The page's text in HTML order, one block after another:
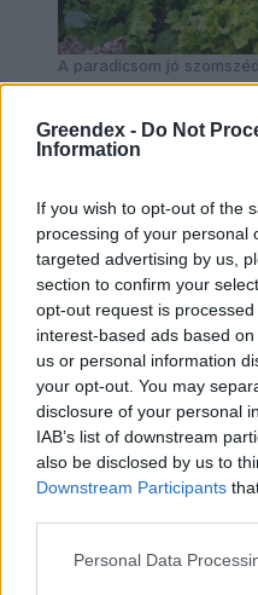
Greendex - Do Not
Information
If you wish to opt-out of the
processing of your personal
targeted advertising by us,
section to confirm your
opt-out request is
interest-based ads based
us or personal information
your opt-out. You may
disclosure of your personal
IAB’s list of downstream
also be disclosed by us to
Downstream Participants
Personal Data
A paradicsom jó
Kép: MÁS Kert
Hogyan
A
gyökeret ereszteni.
megszokottól
ültethetjük, mint
nevelkedtek. Ez
növény alapja a
valamint a mélyre
a
törekedjünk arra,